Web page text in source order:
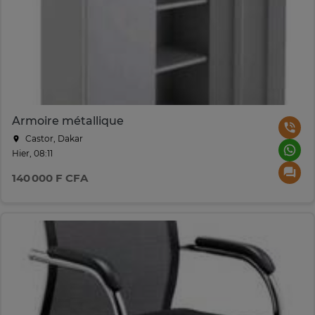
Armoire métallique
Castor, Dakar
Hier, 08:11
140 000 F CFA